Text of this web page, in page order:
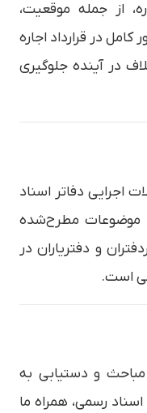
از جمله موقعیت،
در قرارداد اجاره
در آینده جلوگیری
دفاتر اسناد
موضوعات مطرح‌شده
و دفتریاران در
است.
مباحث و دستیابی به
رسمی، همراه ما